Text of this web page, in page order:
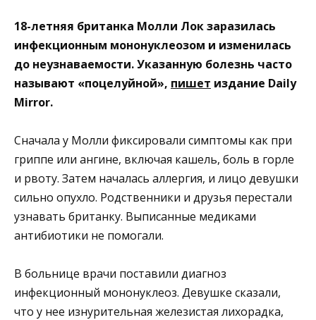
18-летняя британка Молли Лок заразилась
инфекционным мононуклеозом и изменилась
до неузнаваемости. Указанную болезнь часто
называют «поцелуйной», пишет издание Daily
Mirror.
Сначала у Молли фиксировали симптомы как при
гриппе или ангине, включая кашель, боль в горле
и рвоту. Затем началась аллергия, и лицо девушки
сильно опухло. Родственники и друзья перестали
узнавать британку. Выписанные медиками
антибиотики не помогали.
В больнице врачи поставили диагноз
инфекционный мононуклеоз. Девушке сказали,
что у нее изнурительная железистая лихорадка,